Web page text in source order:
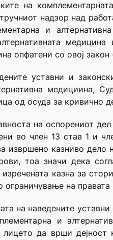
на
надзор над
и
опфатени со овој закон
уставни и
медициина,
од осуда за кривично
на оспорениот
во член 13 став 1 и
извршено казниво
тоа значи дека
казна за
ограничување на
на наведените
и
лицето да врши